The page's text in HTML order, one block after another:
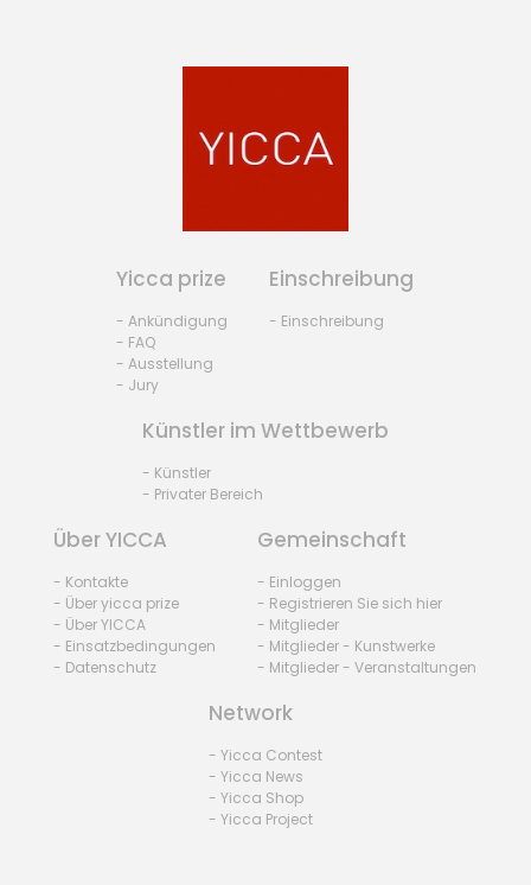
Yicca prize
- Ankündigung
- FAQ
- Ausstellung
- Jury
Einschreibung
- Einschreibung
Künstler im Wettbewerb
- Künstler
- Privater Bereich
Über YICCA
- Kontakte
- Über yicca prize
- Über YICCA
- Einsatzbedingungen
- Datenschutz
Gemeinschaft
- Einloggen
- Registrieren Sie sich hier
- Mitglieder
- Mitglieder - Kunstwerke
- Mitglieder - Veranstaltungen
Network
- Yicca Contest
- Yicca News
- Yicca Shop
- Yicca Project